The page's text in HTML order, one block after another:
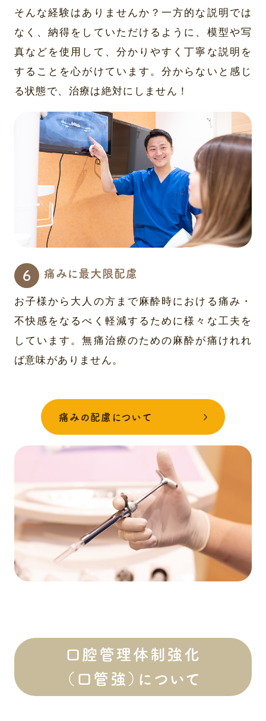
そんな経験はありませんか？一方的な説明では
なく、納得をしていただけるように、模型や写
真などを使用して、分かりやすく丁寧な説明を
することを心がけています。分からないと感じ
る状態で、治療は絶対にしません！
痛みに最大限配慮
お子様から大人の方まで麻酔時における痛み・
不快感をなるべく軽減するために様々な工夫を
しています。無痛治療のための麻酔が痛けれれ
ば意味がありません。
痛みの配慮について
口腔管理体制強化
（口管強）について